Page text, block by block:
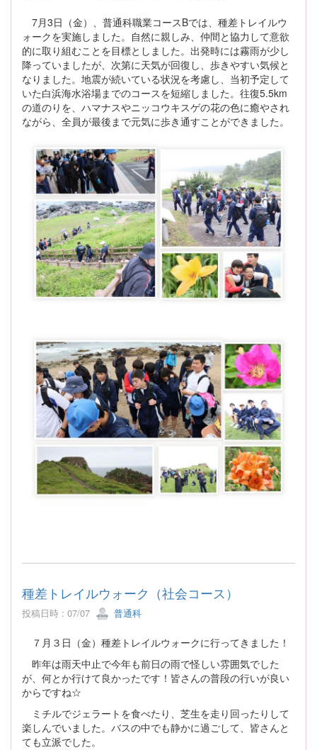
7月3日（金）、普通科職業コースBでは、種差トレイルウ
ォークを実施しました。自然に親しみ、仲間と協力して意欲
的に取り組むことを目標としました。出発時には霧雨が少し
降っていましたが、次第に天気が回復し、歩きやすい気候と
なりました。地震が続いている状況を考慮し、当初予定して
いた白浜海水浴場までのコースを短縮しました。往復5.5km
の道のりを、ハマナスやニッコウキスゲの花の色に癒やされ
ながら、全員が最後まで元気に歩き通すことができました。
種差トレイルウォーク（社会コース）
投稿日時 : 07/07 普通科
７月３日（金）種差トレイルウォークに行ってきました！
昨年は雨天中止で今年も前日の雨で怪しい雰囲気でした
が、何とか行けて良かったです！皆さんの普段の行いが良い
からですね☆
ミチルでジェラートを食べたり、芝生を走り回ったりして
楽しんでいました。バスの中でも静かに過ごして、皆さんと
ても立派でした。